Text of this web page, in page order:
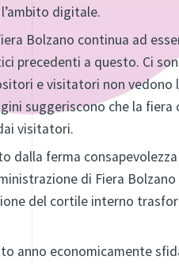
digitale.
Bolzano continua ad
precedenti a questo. Ci
e visitatori non vedono
suggeriscono che la
visitatori.
ferma
di Fiera
del cortile interno
anno economicamente